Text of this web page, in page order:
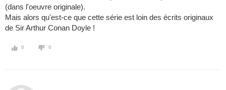
(dans l'oeuvre originale).
Mais alors qu'est-ce que cette série est loin des écrits originaux
de Sir Arthur Conan Doyle !
0 0